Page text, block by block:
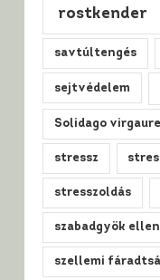
rostkender
savtúltengés
sejtvédelem
Solidago
stressz
stresszoldás
szabadgyök ellen
szellemi